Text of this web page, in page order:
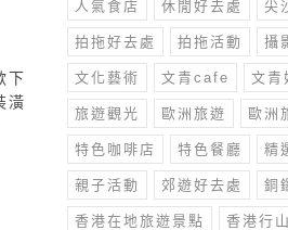
下
潢
人氣食店 休閒好去處 尖
拍拖好去處 拍拖活動 攝
文化藝術 文青cafe 文青
旅遊觀光 歐洲旅遊 歐洲
特色咖啡店 特色餐廳 精
親子活動 郊遊好去處 銅
香港在地旅遊景點 香港行